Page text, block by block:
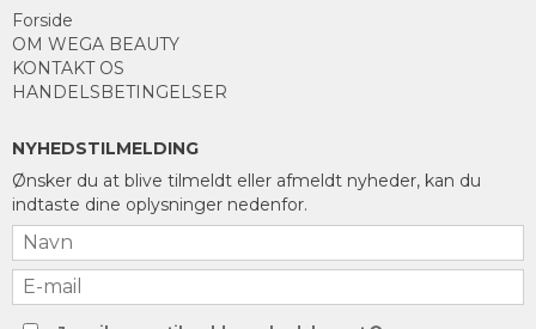
Forside
OM WEGA BEAUTY
KONTAKT OS
HANDELSBETINGELSER
NYHEDSTILMELDING
Ønsker du at blive tilmeldt eller afmeldt nyheder, kan du
indtaste dine oplysninger nedenfor.